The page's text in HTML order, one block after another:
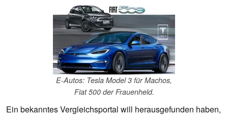
E-Autos: Tesla Model 3 für Machos,
Fiat 500 der Frauenheld.
Ein bekanntes Vergleichsportal will herausgefunden haben,